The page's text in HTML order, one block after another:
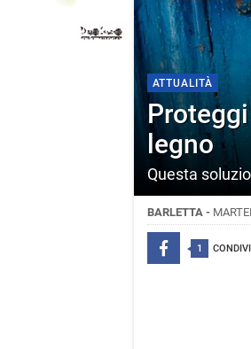
ATTUALITÀ
legno
Questa
BARLETTA -
1